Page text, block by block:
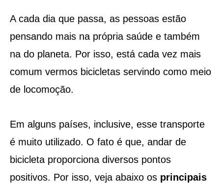
A cada dia que passa, as pessoas estão
pensando mais na própria saúde e também
na do planeta. Por isso, está cada vez mais
comum vermos bicicletas servindo como meio
de locomoção.
Em alguns países, inclusive, esse transporte
é muito utilizado. O fato é que, andar de
bicicleta proporciona diversos pontos
positivos. Por isso, veja abaixo osprincipais